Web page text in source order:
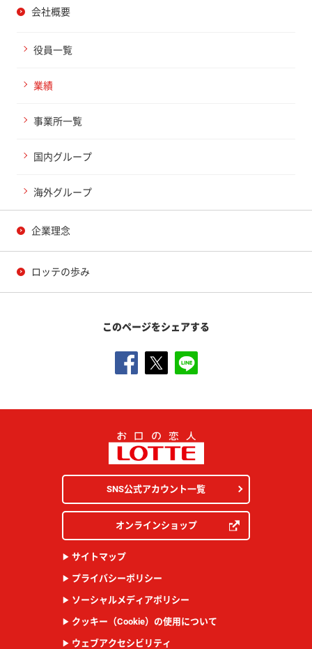
会社概要
役員一覧
業績
事業所一覧
国内グループ
海外グループ
企業理念
ロッテの歩み
このページをシェアする
サイトマップ
プライバシーポリシー
ソーシャルメディアポリシー
クッキー（Cookie）の使用について
ウェブアクセシビリティ
SNS公式アカウント一覧
オンラインショップ